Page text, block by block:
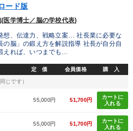
食業 建設・不動産業
コンサルタント 専門家
インバウンド 一倉定 上場企業
ード版
医学博士／脳の学校代表)
想、伝達力、戦略立案… 社長業に必要な
の脳」の鍛え方を解説指導 社長が自分自
れば、いつまでも...
定 価 会員価格 購 入
じです）
55,000円 51,700円
カートに
入れる
55,000円 51,700円
カートに
入れる